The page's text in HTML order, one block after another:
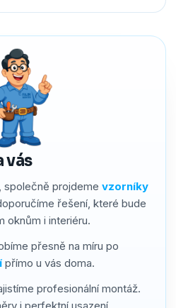
vás
společně projdeme vzorníky
řešení, které bude
oknům i interiéru.
přesně na míru po
přímo u vás doma.
profesionální montáž.
kvalitní materiály a precizní
bylo potřeba cokoliv řešit,
a férově.